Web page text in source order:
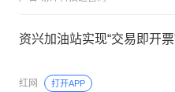
资兴加油站实现“交易即开票
红网 打开APP